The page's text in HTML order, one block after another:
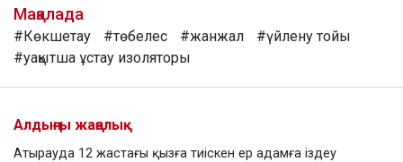
Мақалада
#Көкшетау #төбелес #жанжал
#үйлену тойы
#уақытша ұстау изоляторы
Алдыңғы жаңалық
Атырауда 12 жастағы қызға тиіскен ер адамға іздеу